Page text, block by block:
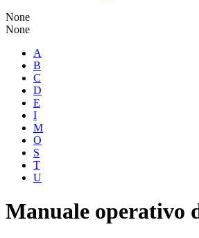
None
None
A
B
C
D
E
I
M
O
S
T
U
Manuale operativo